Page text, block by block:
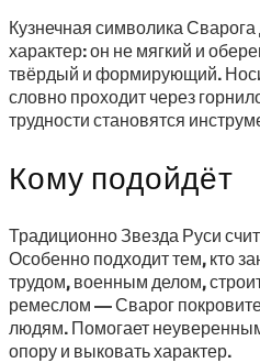
Кузнечная символика
характер: он не мягкий и
твёрдый и формирующий.
словно проходит через
трудности становятся
Кому подойдёт
Традиционно Звезда Руси
Особенно подходит тем, кто
трудом, военным делом,
ремеслом — Сварог
людям. Помогает
опору и выковать характер.